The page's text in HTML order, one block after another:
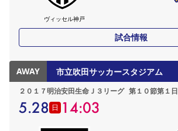
ヴィッセル神戸
試合情報
AWAY 市立吹田サッカースタジアム
２０１７明治安田生命Ｊ３リーグ 第１０節第１日
5.28 日 14:03